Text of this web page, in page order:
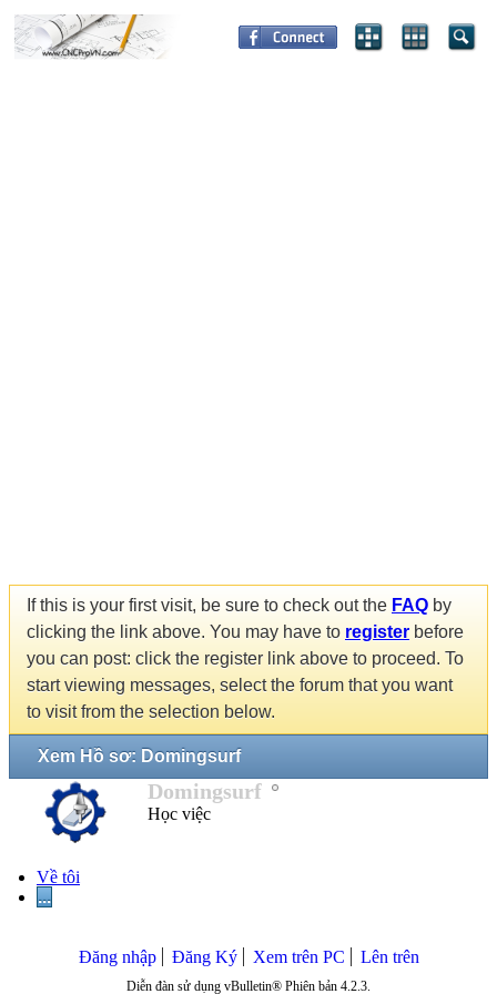
If this is your first visit, be sure to check out the FAQ by
clicking the link above. You may have to register before
you can post: click the register link above to proceed. To
start viewing messages, select the forum that you want
to visit from the selection below.
Xem Hồ sơ: Domingsurf
Domingsurf
Học việc
Về tôi
...
Đăng nhập Đăng Ký Xem trên PC Lên trên
Diễn đàn sử dụng vBulletin® Phiên bản 4.2.3.